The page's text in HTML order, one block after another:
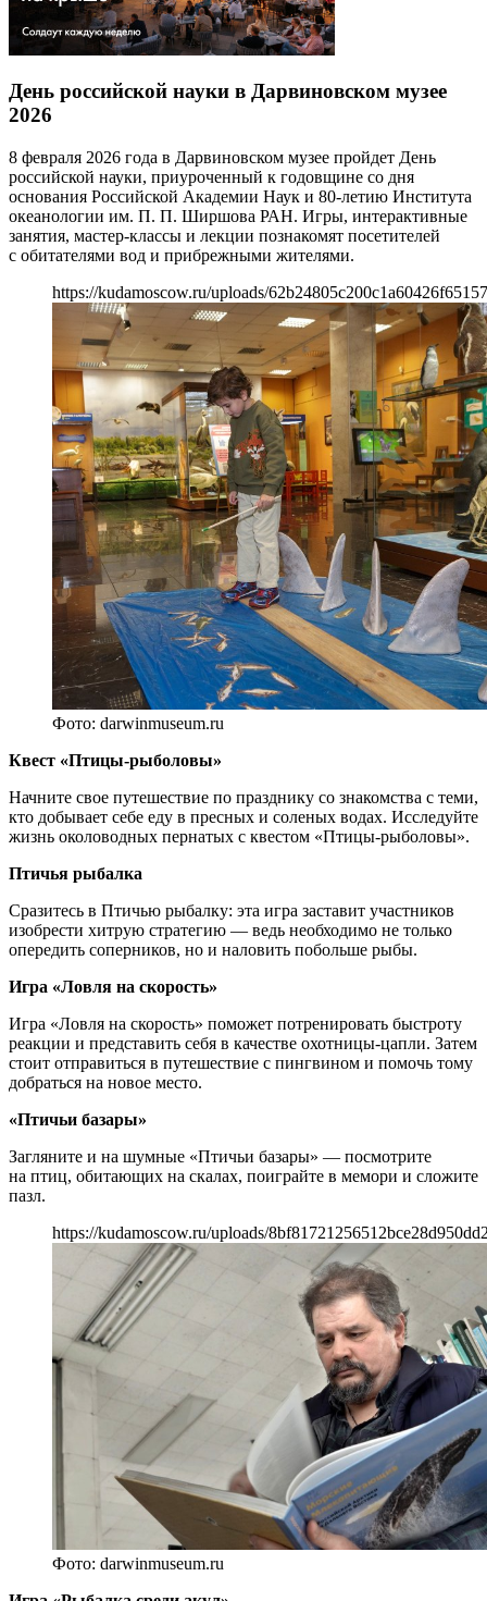
День российской науки в Дарвиновском музее
2026
8 февраля 2026 года в Дарвиновском музее пройдет День
российской науки, приуроченный к годовщине со дня
основания Российской Академии Наук и 80-летию Института
океанологии им. П. П. Ширшова РАН. Игры, интерактивные
занятия, мастер-классы и лекции познакомят посетителей
с обитателями вод и прибрежными жителями.
https://kudamoscow.ru/uploads/
Фото: darwinmuseum.ru
Квест «Птицы-рыболовы»
Начните свое путешествие по празднику со знакомства с теми,
кто добывает себе еду в пресных и соленых водах. Исследуйте
жизнь околоводных пернатых с квестом «Птицы-рыболовы».
Птичья рыбалка
Сразитесь в Птичью рыбалку: эта игра заставит участников
изобрести хитрую стратегию — ведь необходимо не только
опередить соперников, но и наловить побольше рыбы.
Игра «Ловля на скорость»
Игра «Ловля на скорость» поможет потренировать быстроту
реакции и представить себя в качестве охотницы-цапли. Затем
стоит отправиться в путешествие с пингвином и помочь тому
добраться на новое место.
«Птичьи базары»
Загляните и на шумные «Птичьи базары» — посмотрите
на птиц, обитающих на скалах, поиграйте в мемори и сложите
пазл.
https://kudamoscow.ru/uploads/
Фото: darwinmuseum.ru